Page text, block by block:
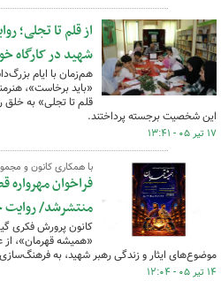
از قلم تا تجلی؛
شهید در کارگاه
هم‌زمان با ایام
«باید برخاست»،
قلم تا تجلی» به خلق
این شخصیت برجسته پرداختند.
۱۷ تیر ۰۵ - ۱۳:۴۱
با همکاری کانون و
فراخوان
منتشرشد/ روایت
کانون پرورش فکری
«همیشه قهرمان»، از
موضوع‌های ایثار و زندگی رهبر شهید، به
۱۴ تیر ۰۵ - ۱۲:۰۴